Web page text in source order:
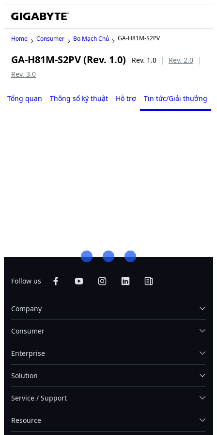
Home Consumer Bo Mạch Chủ GA-H81M-S2PV
GA-H81M-S2PV (Rev. 1.0) Rev. 1.0
Rev. 2.0
Rev. 3.0
Tổng quan Thông số kỹ thuật Hỗ trợ Tin tức/Giải thưởng
Follow us
Company
Consumer
Enterprise
Solution
Service / Support
Resource